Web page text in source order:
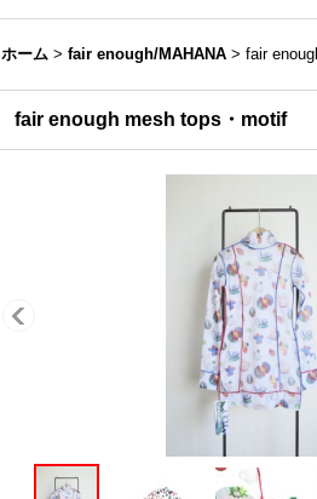
ホーム > fair enough/MAHANA > fair
fair enough mesh tops・motif